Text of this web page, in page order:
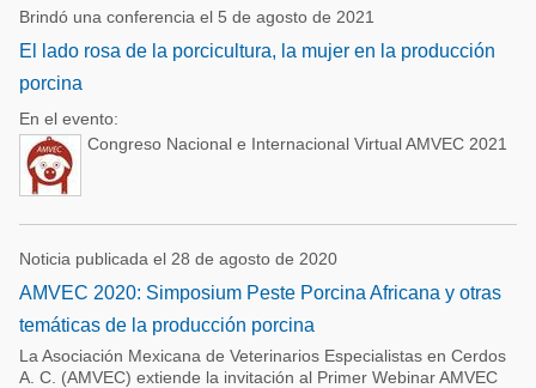
Brindó una conferencia el 5 de agosto de 2021
El lado rosa de la porcicultura, la mujer en la producción
porcina
En el evento:
Congreso Nacional e Internacional Virtual AMVEC 2021
Noticia publicada el 28 de agosto de 2020
AMVEC 2020: Simposium Peste Porcina Africana y otras
temáticas de la producción porcina
La Asociación Mexicana de Veterinarios Especialistas en Cerdos
A. C. (AMVEC) extiende la invitación al Primer Webinar AMVEC